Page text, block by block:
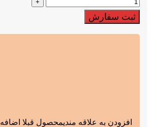
ثبت سفارش
افزودن به علاقه مندیمحصول قبلا اضافه